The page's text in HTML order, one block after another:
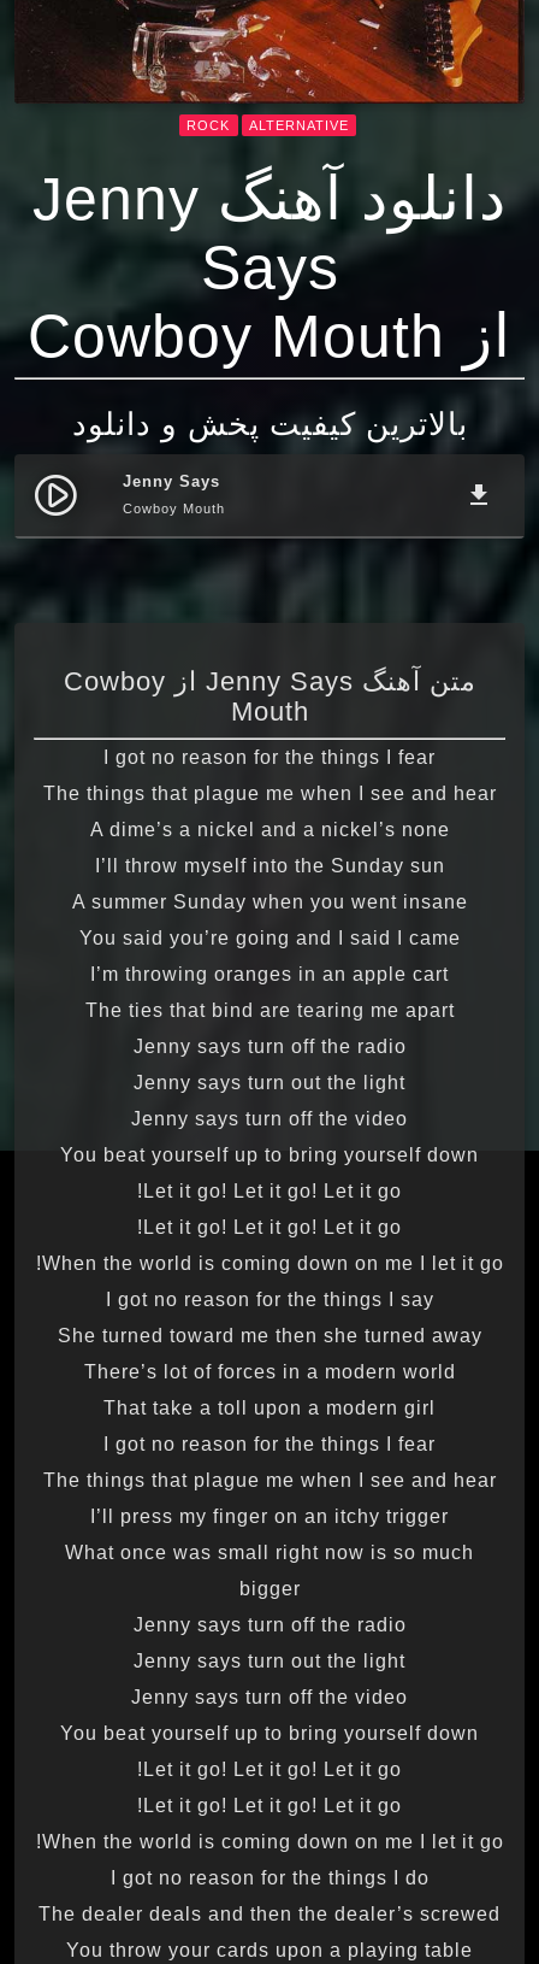
ALTERNATIVE
ROCK
دانلود آهنگ Jenny
Says
از Cowboy Mouth
بالاترین کیفیت پخش و دانلود
play_circle_filled Jenny Says
Cowboy Mouth file_download
متن آهنگ Jenny Says از Cowboy
Mouth
I got no reason for the things I fear
The things that plague me when I see and hear
A dime’s a nickel and a nickel’s none
I’ll throw myself into the Sunday sun
A summer Sunday when you went insane
You said you’re going and I said I came
I’m throwing oranges in an apple cart
The ties that bind are tearing me apart
Jenny says turn off the radio
Jenny says turn out the light
Jenny says turn off the video
You beat yourself up to bring yourself down
Let it go! Let it go! Let it go!
Let it go! Let it go! Let it go!
When the world is coming down on me I let it go!
I got no reason for the things I say
She turned toward me then she turned away
There’s lot of forces in a modern world
That take a toll upon a modern girl
I got no reason for the things I fear
The things that plague me when I see and hear
I’ll press my finger on an itchy trigger
What once was small right now is so much
bigger
Jenny says turn off the radio
Jenny says turn out the light
Jenny says turn off the video
You beat yourself up to bring yourself down
Let it go! Let it go! Let it go!
Let it go! Let it go! Let it go!
When the world is coming down on me I let it go!
I got no reason for the things I do
The dealer deals and then the dealer’s screwed
You throw your cards upon a playing table